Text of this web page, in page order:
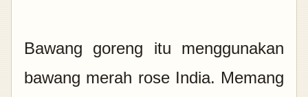
Bawang goreng itu menggunakan
bawang merah rose India. Memang